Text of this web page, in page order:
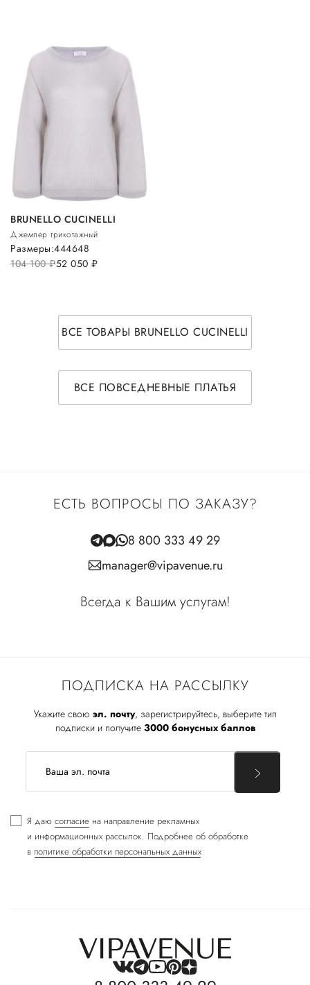
BRUNELLO CUCINELLI
Джемпер трикотажный
104 100руб.52 050 руб.
Размеры:444648
ВСЕ ТОВАРЫ BRUNELLO CUCINELLI
ВСЕ ПОВСЕДНЕВНЫЕ ПЛАТЬЯ
ПОДПИСКА НА РАССЫЛКУ
Укажите свою эл. почту, зарегистрируйтесь, выберите тип
подписки и получите 3000 бонусных баллов
Я даю согласие на направление рекламных
и информационных рассылок. Подробнее об обработке
в политике обработки персональных данных
ЕСТЬ ВОПРОСЫ ПО ЗАКАЗУ?
8 800 333 49 29
manager@vipavenue.ru
Всегда к Вашим услугам!